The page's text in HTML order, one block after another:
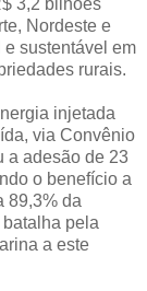
3,2 bilhões
Nordeste e
sustentável em
rurais.
injetada
via Convênio
a adesão de 23
o benefício a
89,3% da
pela
a este